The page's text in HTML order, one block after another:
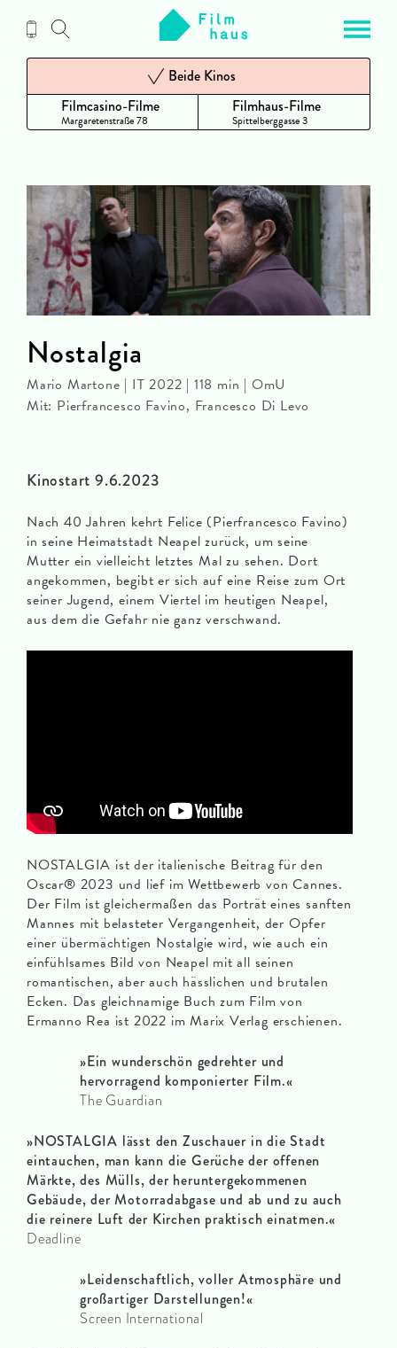
Inhalt
Filmcasino-Filme
Margaretenstraße 78
Beide Kinos
Filmhaus-Filme
Spittelberggasse 3
Kinostart 9.6.2023
Nach 40 Jahren kehrt Felice (Pierfrancesco Favino)
in seine Heimatstadt Neapel zurück, um seine
Mutter ein vielleicht letztes Mal zu sehen. Dort
angekommen, begibt er sich auf eine Reise zum Ort
seiner Jugend, einem Viertel im heutigen Neapel,
aus dem die Gefahr nie ganz verschwand.
NOSTALGIA ist der italienische Beitrag für den
Oscar® 2023 und lief im Wettbewerb von Cannes.
Der Film ist gleichermaßen das Porträt eines sanften
Mannes mit belasteter Vergangenheit, der Opfer
einer übermächtigen Nostalgie wird, wie auch ein
einfühlsames Bild von Neapel mit all seinen
romantischen, aber auch hässlichen und brutalen
Ecken. Das gleichnamige Buch zum Film von
Ermanno Rea ist 2022 im Marix Verlag erschienen.
»Ein wunderschön gedrehter und
hervorragend komponierter Film.«
The Guardian
»NOSTALGIA lässt den Zuschauer in die Stadt
eintauchen, man kann die Gerüche der offenen
Märkte, des Mülls, der heruntergekommenen
Gebäude, der Motorradabgase und ab und zu auch
die reinere Luft der Kirchen praktisch einatmen.«
Deadline
»Leidenschaftlich, voller Atmosphäre und
großartiger Darstellungen!«
Screen International
Nostalgia
Mario Martone | IT 2022 | 118 min | OmU
Mit: Pierfrancesco Favino, Francesco Di Levo